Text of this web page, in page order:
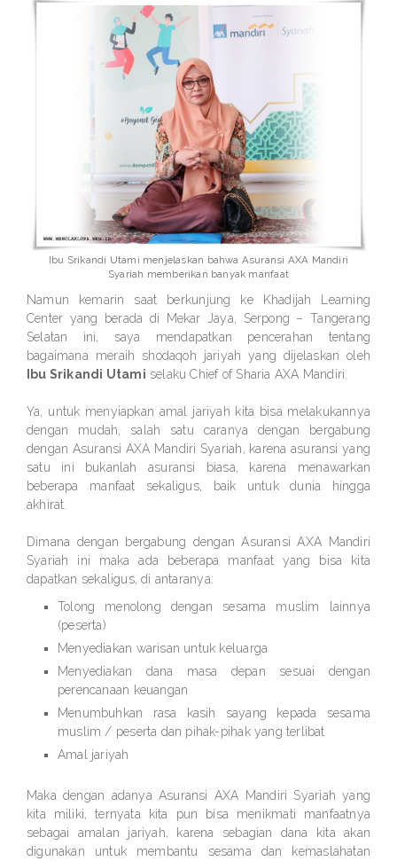
Ibu Srikandi Utami menjelaskan bahwa Asuransi AXA Mandiri
Syariah memberikan banyak manfaat
Namun kemarin saat berkunjung ke Khadijah Learning
Center yang berada di Mekar Jaya, Serpong – Tangerang
Selatan ini, saya mendapatkan pencerahan tentang
bagaimana meraih shodaqoh jariyah yang dijelaskan oleh
Ibu Srikandi Utami selaku Chief of Sharia AXA Mandiri.
Ya, untuk menyiapkan amal jariyah kita bisa melakukannya
dengan mudah, salah satu caranya dengan bergabung
dengan Asuransi AXA Mandiri Syariah, karena asuransi yang
satu ini bukanlah asuransi biasa, karena menawarkan
beberapa manfaat sekaligus, baik untuk dunia hingga
akhirat.
Dimana dengan bergabung dengan Asuransi AXA Mandiri
Syariah ini maka ada beberapa manfaat yang bisa kita
dapatkan sekaligus, di antaranya:
Tolong menolong dengan sesama muslim lainnya
(peserta)
Menyediakan warisan untuk keluarga
Menyediakan dana masa depan sesuai dengan
perencanaan keuangan
Menumbuhkan rasa kasih sayang kepada sesama
muslim / peserta dan pihak-pihak yang terlibat
Amal jariyah
Maka dengan adanya Asuransi AXA Mandiri Syariah yang
kita miliki, ternyata kita pun bisa menikmati manfaatnya
sebagai amalan jariyah, karena sebagian dana kita akan
digunakan untuk membantu sesama dan kemaslahatan